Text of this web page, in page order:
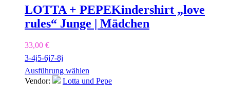
LOTTA + PEPEKindershirt „love
rules“ Junge | Mädchen
33,00 €
3-4j5-6j7-8j
Ausführung wählen
Vendor:
Lotta und Pepe